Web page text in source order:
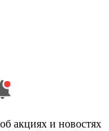
акциях и новостях